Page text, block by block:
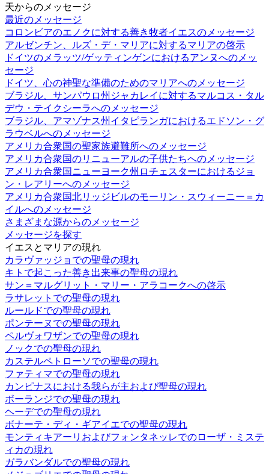
天からのメッセージ
最近のメッセージ
コロンビアのエノクに対する善き牧者イエスのメッセージ
アルゼンチン、ルズ・デ・マリアに対するマリアの啓示
ドイツのメラッツ/ゲッティンゲンにおけるアンヌへのメッ
セージ
ドイツ、心の神聖な準備のためのマリアへのメッセージ
ブラジル、サンパウロ州ジャカレイに対するマルコス・タル
デウ・テイクシーラへのメッセージ
ブラジル、アマゾナス州イタピランガにおけるエドソン・グ
ラウベルへのメッセージ
アメリカ合衆国の聖家族避難所へのメッセージ
アメリカ合衆国のリニューアルの子供たちへのメッセージ
アメリカ合衆国ニューヨーク州ロチェスターにおけるジョ
ン・レアリーへのメッセージ
アメリカ合衆国北リッジビルのモーリン・スウィーニー＝カ
イルへのメッセージ
さまざまな源からのメッセージ
メッセージを探す
イエスとマリアの現れ
カラヴァッジョでの聖母の現れ
キトで起こった善き出来事の聖母の現れ
サン＝マルグリット・マリー・アラコークへの啓示
ラサレットでの聖母の現れ
ルールドでの聖母の現れ
ポンテーヌでの聖母の現れ
ペルヴォワザンでの聖母の現れ
ノックでの聖母の現れ
カステルペトローソでの聖母の現れ
ファティマでの聖母の現れ
カンピナスにおける我らが主および聖母の現れ
ボーランジでの聖母の現れ
ヘーデでの聖母の現れ
ボナーテ・ディ・ギアイエでの聖母の現れ
モンティキアーリおよびフォンタネッレでのローザ・ミステ
ィカの現れ
ガラバンダルでの聖母の現れ